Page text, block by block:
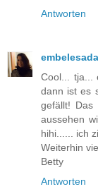
Antworten
embelesada
Cool... tja...
dann ist es
gefällt!
aussehen
hihi...... ich
Weiterhin
Betty
Antworten